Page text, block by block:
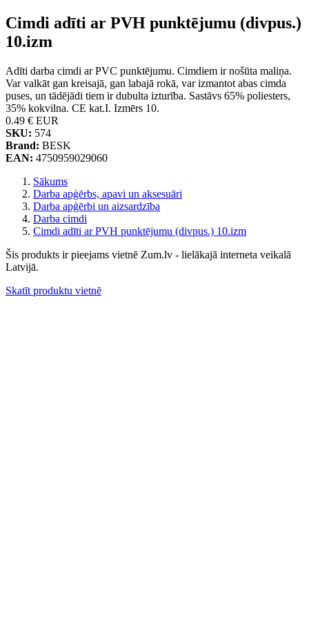
Cimdi adīti ar PVH punktējumu (divpus.)
10.izm
Adīti darba cimdi ar PVC punktējumu. Cimdiem ir nošūta maliņa.
Var valkāt gan kreisajā, gan labajā rokā, var izmantot abas cimda
puses, un tādējādi tiem ir dubulta izturība. Sastāvs 65% poliesters,
35% kokvilna. CE kat.I. Izmērs 10.
0.49 € EUR
SKU: 574
Brand: BESK
EAN: 4750959029060
Sākums
Darba apģērbs, apavi un aksesuāri
Darba apģērbi un aizsardzība
Darba cimdi
Cimdi adīti ar PVH punktējumu (divpus.) 10.izm
Šis produkts ir pieejams vietnē Zum.lv - lielākajā interneta veikalā
Latvijā.
Skatīt produktu vietnē